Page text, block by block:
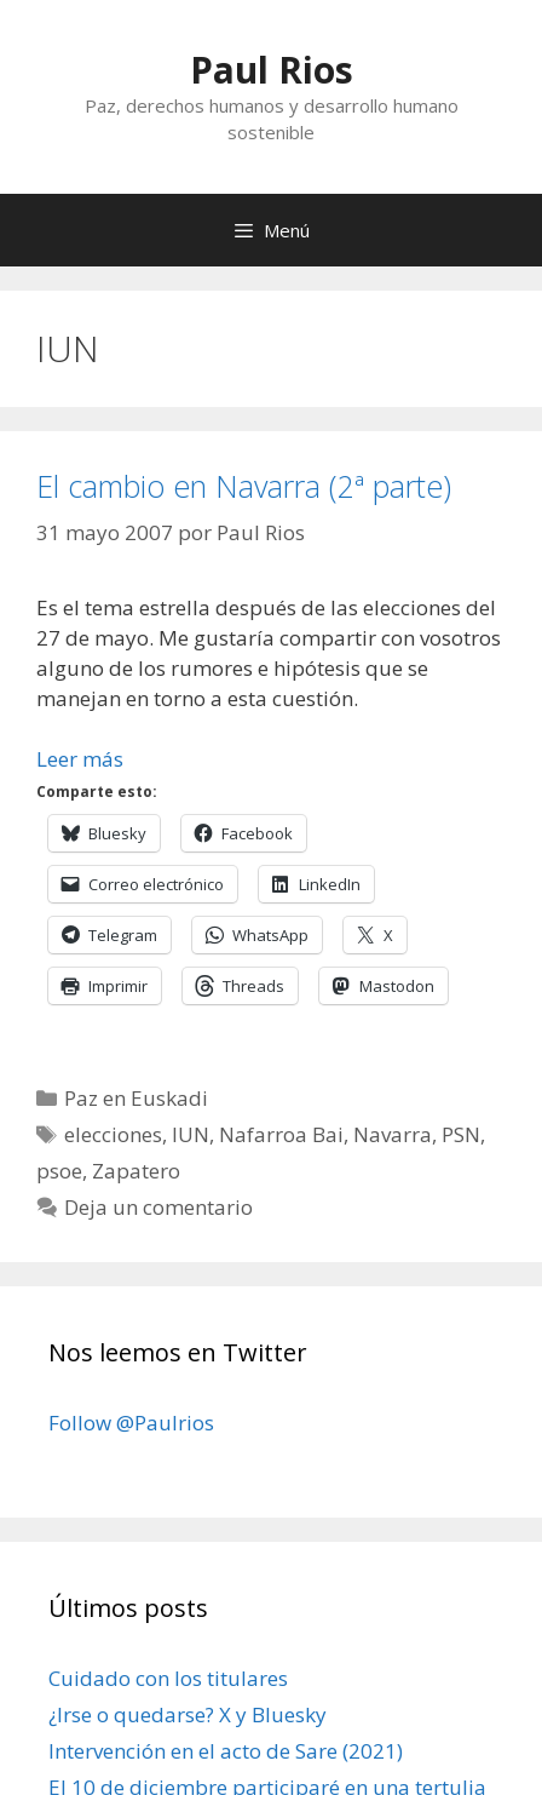
Paul Rios
Paz, derechos humanos y desarrollo humano
sostenible
Menú
IUN
El cambio en Navarra (2ª parte)
31 mayo 2007 por Paul Rios
Es el tema estrella después de las elecciones del
27 de mayo. Me gustaría compartir con vosotros
alguno de los rumores e hipótesis que se
manejan en torno a esta cuestión.
Leer más
Comparte esto:
Bluesky Facebook
Correo electrónico LinkedIn
Telegram WhatsApp X
Imprimir Threads Mastodon
Categorías
Paz en Euskadi
Etiquetas
elecciones, IUN, Nafarroa Bai, Navarra, PSN,
psoe, Zapatero
Deja un comentario
Nos leemos en Twitter
Follow @Paulrios
Últimos posts
Cuidado con los titulares
¿Irse o quedarse? X y Bluesky
Intervención en el acto de Sare (2021)
El 10 de diciembre participaré en una tertulia